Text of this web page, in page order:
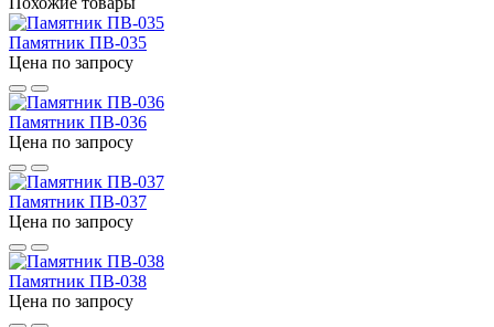
Памятник ПВ-035
Цена по запросу
Памятник ПВ-036
Цена по запросу
Памятник ПВ-037
Цена по запросу
Памятник ПВ-038
Цена по запросу